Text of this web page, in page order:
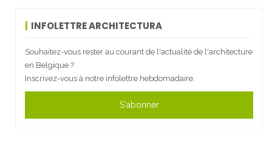
INFOLETTRE ARCHITECTURA
Souhaitez-vous rester au courant de l'actualité de l'architecture
en Belgique ?
Inscrivez-vous à notre infolettre hebdomadaire.
S'abonner